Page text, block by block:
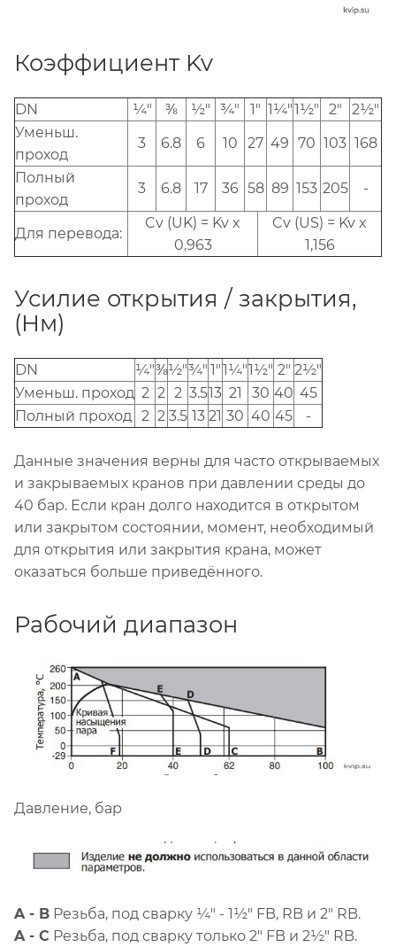
Коэффициент Kv
DN ¼" ⅜ ½" ¾" 1" 1¼"1½" 2"
2½"
Уменьш.
проход
3 6.8 6 10 27 49 70 103 168
Полный
проход
3 6.8 17 36 58 89 153 205 -
Для перевода:
Cv (UK) = Kv x
0,963
Cv (US) = Kv x
1,156
Усилие открытия / закрытия,
(Нм)
DN ¼"⅜½"¾" 1"1¼"1½" 2" 2½"
Уменьш. проход 2 2 2 3.513 21 30 40 45
Полный проход 2 2 3.5 13 21 30 40 45 -
Данные значения верны для часто открываемых
и закрываемых кранов при давлении среды до
40 бар. Если кран долго находится в открытом
или закрытом состоянии, момент, необходимый
для открытия или закрытия крана, может
оказаться больше приведённого.
Рабочий диапазон
Давление, бар
A - B Резьба, под сварку ¼" - 1½" FB, RB и 2" RB.
A - C Резьба, под сварку только 2" FB и 2½" RB.